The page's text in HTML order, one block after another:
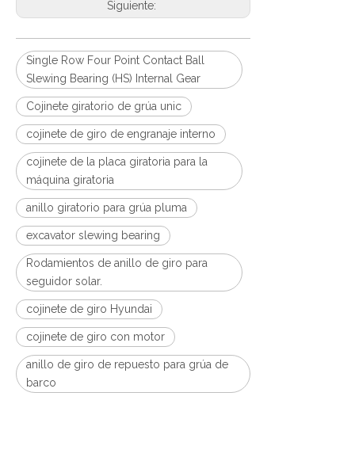
Siguiente:
Single Row Four Point Contact Ball
Slewing Bearing (HS) Internal Gear
Cojinete giratorio de grúa unic
cojinete de giro de engranaje interno
cojinete de la placa giratoria para la
máquina giratoria
anillo giratorio para grúa pluma
excavator slewing bearing
Rodamientos de anillo de giro para
seguidor solar.
cojinete de giro Hyundai
cojinete de giro con motor
anillo de giro de repuesto para grúa de
barco